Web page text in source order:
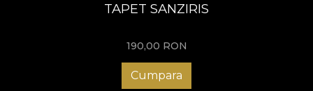
TAPET SANZIRIS
190,00 RON
Cumpara